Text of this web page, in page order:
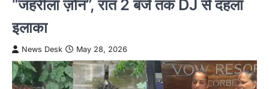
“जहरीला ज़ोन”, रात 2 बजे तक DJ से दहला
इलाका
News Desk May 28, 2026